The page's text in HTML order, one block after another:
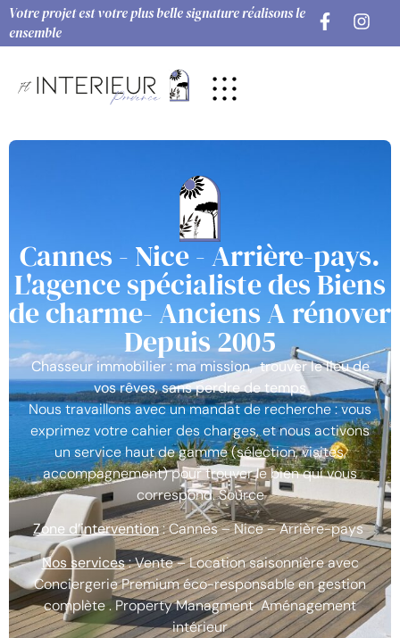
Votre projet est votre plus belle signature réalisons le
ensemble
Cannes - Nice - Arrière-pays.
L'agence spécialiste des Biens
de charme- Anciens A rénover
Depuis 2005
Chasseur immobilier : ma mission, trouver le lieu de
vos rêves, sans perdre de temps
Nous travaillons avec un mandat de recherche : vous
exprimez votre cahier des charges, et nous activons
un service haut de gamme (sélection, visites,
accompagnement) pour trouver le bien qui vous
correspond. Source
Zone d’intervention: Cannes – Nice – Arrière-pays
Nos services: Vente – Location saisonnière avec
Conciergerie Premium éco-responsable en gestion
complète . Property Managment Aménagement
intérieur